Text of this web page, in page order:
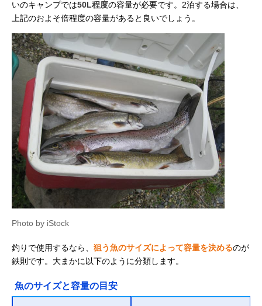
いのキャンプでは50L程度の容量が必要です。2泊する場合は、
上記のおよそ倍程度の容量があると良いでしょう。
Photo by iStock
釣りで使用するなら、 狙う魚のサイズによって容量を決めるのが
鉄則です。大まかに以下のように分類します。
魚のサイズと容量の目安